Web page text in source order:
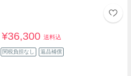
¥36,300送料込
関税負担なし 返品補償